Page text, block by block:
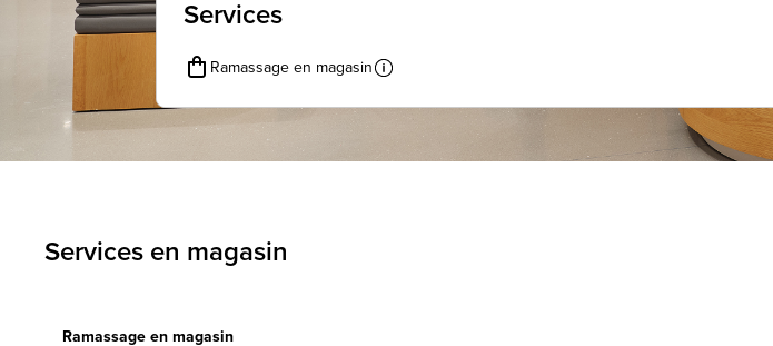
Services
Ramassage en magasin
Services en magasin
Ramassage en magasin